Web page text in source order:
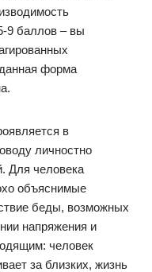
9 баллов – вы
форма
в
личностно
Для человека
объяснимые
беды, возможных
напряжения и
человек
за близких, жизнь